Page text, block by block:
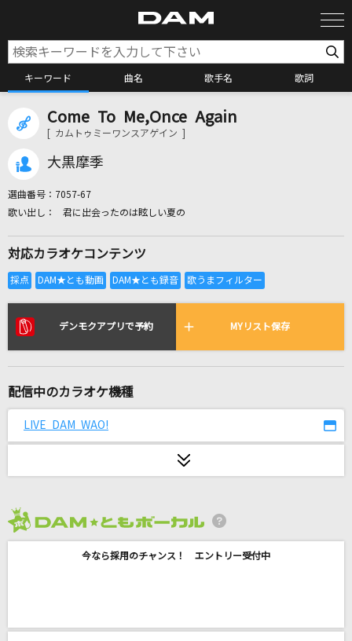
キーワード 曲名 歌手名 歌詞
カラオケ検索
全国りれき
リアルタイムで歌われている曲の一覧
[生音]若者のすべて
白日
SEKAI NO OWARI(世界の終わり)
Come To Me,Once Again
[ カムトゥミーワンスアゲイン ]
大黒摩季
選曲番号： 7057-67
君に出会ったのは眩しい夏の
対応カラオケコンテンツ
デンモクアプリで予約 MYリスト保存
配信中のカラオケ機種
LIVE DAM WAO!
今なら採用のチャンス！ エントリー受付中